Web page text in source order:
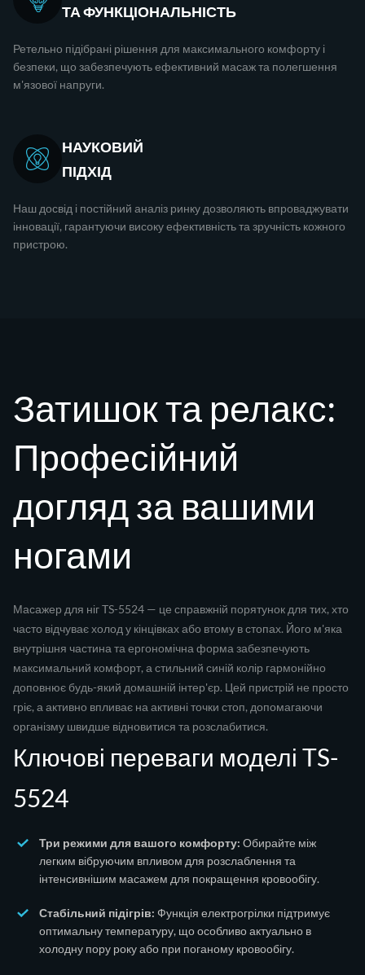
ТА ФУНКЦІОНАЛЬНІСТЬ
Ретельно підібрані рішення для максимального комфорту і
безпеки, що забезпечують ефективний масаж та полегшення
м'язової напруги.
НАУКОВИЙ
ПІДХІД
Наш досвід і постійний аналіз ринку дозволяють впроваджувати
інновації, гарантуючи високу ефективність та зручність кожного
пристрою.
Затишок та релакс:
Професійний
догляд за вашими
ногами
Масажер для ніг TS-5524 — це справжній порятунок для тих, хто
часто відчуває холод у кінцівках або втому в стопах. Його м'яка
внутрішня частина та ергономічна форма забезпечують
максимальний комфорт, а стильний синій колір гармонійно
доповнює будь-який домашній інтер'єр. Цей пристрій не просто
гріє, а активно впливає на активні точки стоп, допомагаючи
організму швидше відновитися та розслабитися.
Ключові переваги моделі TS-
5524
Три режими для вашого комфорту: Обирайте між
легким вібруючим впливом для розслаблення та
інтенсивнішим масажем для покращення кровообігу.
Стабільний підігрів: Функція електрогрілки підтримує
оптимальну температуру, що особливо актуально в
холодну пору року або при поганому кровообігу.